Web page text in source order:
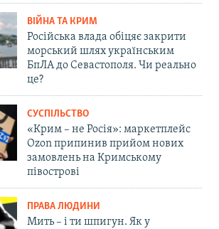
ВІЙНА ТА КРИМ
Російська влада обіцяє закрити
морський шлях українським
БпЛА до Севастополя. Чи реально
це?
СУСПІЛЬСТВО
«Крим – не Росія»: маркетплейс
Ozon припинив прийом нових
замовлень на Кримському
півострові
ПРАВА ЛЮДИНИ
Мить – і ти шпигун. Як у